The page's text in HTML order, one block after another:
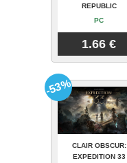
REPUBLIC
PC
1.66 €
CLAIR OBSCUR:
EXPEDITION 33
-53%